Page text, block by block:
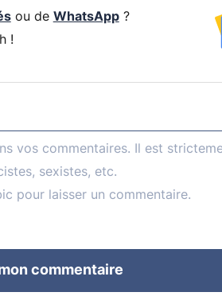
ou de WhatsApp?
!
commentaire